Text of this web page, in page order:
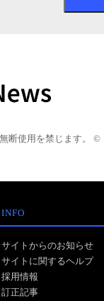
断使用を禁じます。 ©
INFO
サイトからのお知らせ
サイトに関するヘルプ
採用情報
訂正記事